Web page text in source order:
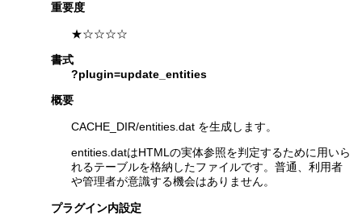
重要度
★☆☆☆☆
書式
?plugin=update_entities
概要
CACHE_DIR/entities.dat を生成します。
entities.datはHTMLの実体参照を判定するために用いら
れるテーブルを格納したファイルです。普通、利用者
や管理者が意識する機会はありません。
プラグイン内設定